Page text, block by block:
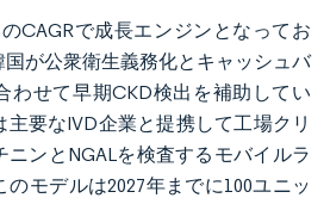
CAGRで成長エンジンとなってお
国が公衆衛生義務化とキャッシュバ
わせて早期CKD検出を補助してい
主要なIVD企業と提携して工場クリ
ンとNGALを検査するモバイルラ
モデルは2027年までに100ユニッ